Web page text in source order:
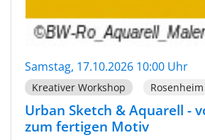
Samstag, 17.10.2026 10:00 Uhr
Kreativer Workshop Rosenheim
Urban Sketch & Aquarell -
zum fertigen Motiv